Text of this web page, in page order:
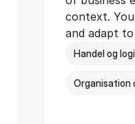
context.
and adapt
Handel og
Organisation